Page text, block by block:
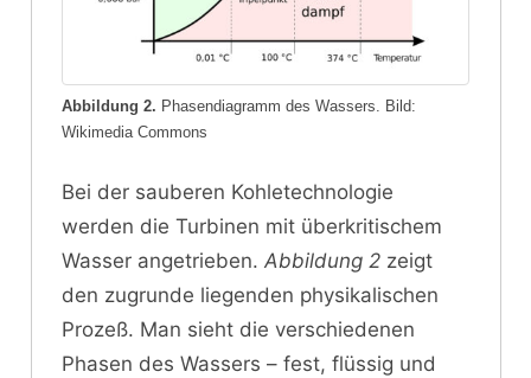
Abbildung 2. Phasendiagramm des Wassers. Bild:
Wikimedia Commons
Bei der sauberen Kohletechnologie
werden die Turbinen mit überkritischem
Wasser angetrieben. Abbildung 2 zeigt
den zugrunde liegenden physikalischen
Prozeß. Man sieht die verschiedenen
Phasen des Wassers – fest, flüssig und